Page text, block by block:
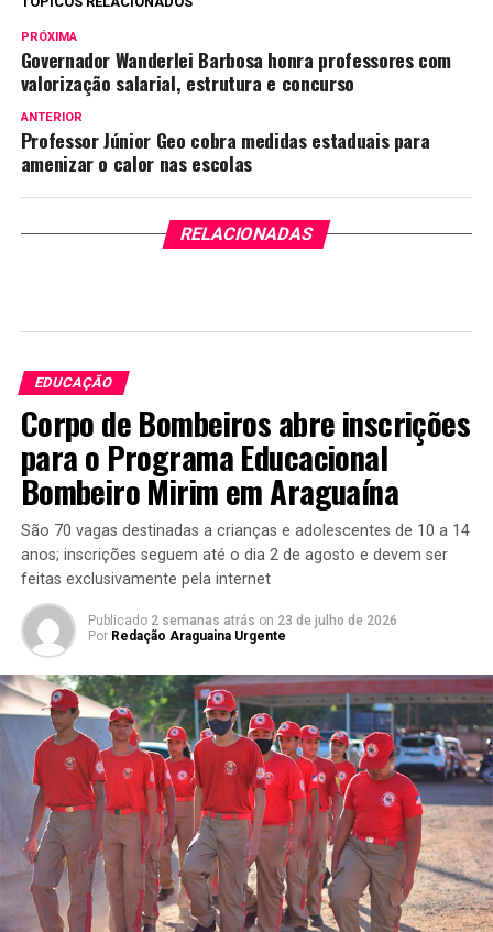
PRÓXIMA
Governador Wanderlei Barbosa honra professores com
valorização salarial, estrutura e concurso
ANTERIOR
Professor Júnior Geo cobra medidas estaduais para
amenizar o calor nas escolas
RELACIONADAS
EDUCAÇÃO
Corpo de Bombeiros abre inscrições
para o Programa Educacional
Bombeiro Mirim em Araguaína
São 70 vagas destinadas a crianças e adolescentes de 10 a 14
anos; inscrições seguem até o dia 2 de agosto e devem ser
feitas exclusivamente pela internet
Publicado 2 semanas atrás on 23 de julho de 2026
Por Redação Araguaina Urgente